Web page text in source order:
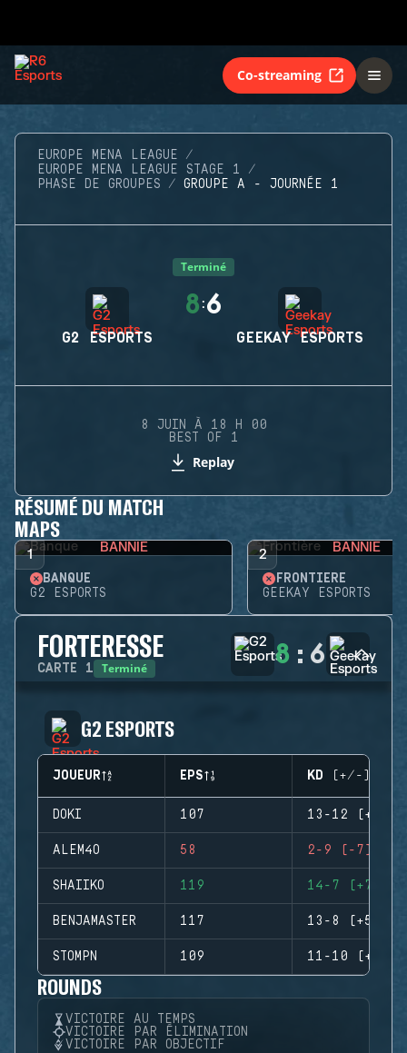
Co-streaming
EUROPE MENA LEAGUE
EUROPE MENA LEAGUE STAGE 1
PHASE DE GROUPES
GROUPE A - JOURNÉE 1
Terminé
G2 ESPORTS
8 :6
GEEKAY ESPORTS
8 JUIN À 18 H 00
BEST OF 1
Replay
RÉSUMÉ DU MATCH
MAPS
1 BANNIE
BANQUE
G2 ESPORTS
2 BANNIE
FRONTIÈRE
GEEKAY ESPORTS
FORTERESSE
CARTE 1 Terminé 8 : 6
G2 ESPORTS
JOUEUR EPS KD (+/-)
DOKI 107 13-12 (+1)
ALEM4O 58 2-9 (-7)
SHAIIKO 119 14-7 (+7)
BENJAMASTER 117 13-8 (+5)
STOMPN 109 11-10 (+1)
ROUNDS
VICTOIRE AU TEMPS
VICTOIRE PAR ÉLIMINATION
VICTOIRE PAR OBJECTIF